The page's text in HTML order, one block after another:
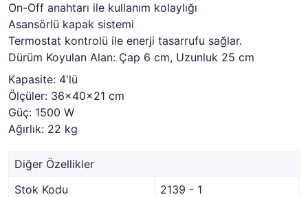
On-Off anahtarı ile kullanım kolaylığı
Asansörlü kapak sistemi
Termostat kontrolü ile enerji tasarrufu sağlar.
Dürüm Koyulan Alan: Çap 6 cm, Uzunluk 25 cm
Kapasite: 4'lü
Ölçüler: 36x40x21 cm
Güç: 1500 W
Ağırlık: 22 kg
Diğer Özellikler
Stok Kodu
2139 - 1